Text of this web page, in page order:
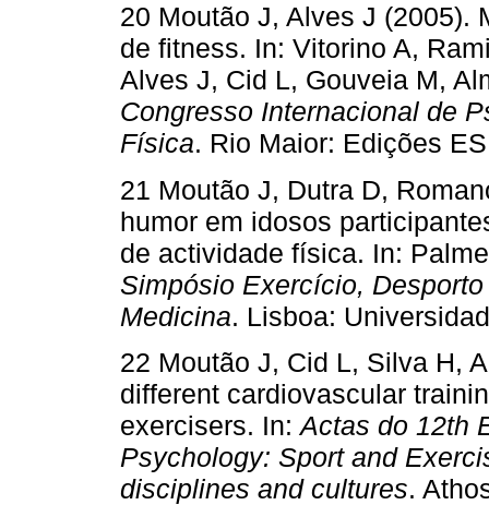
20 Moutão J, Alves J (2005).
de fitness. In: Vitorino A,
Alves J, Cid L, Gouveia M,
Congresso Internacional de
Física. Rio Maior: Edições
21 Moutão J, Dutra D,
humor em idosos
de actividade física. In:
Simpósio Exercício,
Medicina. Lisboa:
22 Moutão J, Cid L, Silva H,
different cardiovascular
exercisers. In:Actas do 12th
Psychology: Sport and
disciplines and cultures.